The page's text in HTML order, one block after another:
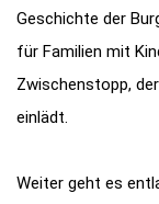
Geschichte der
für Familien mit
Zwischenstopp,
einlädt.
Weiter geht es